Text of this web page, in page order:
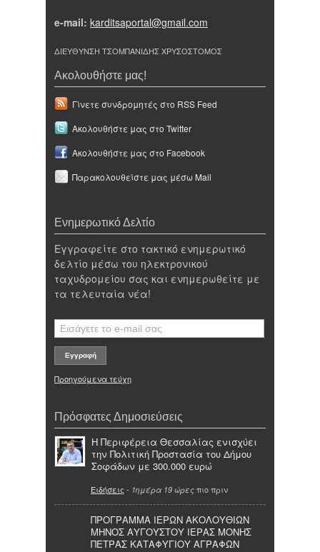
e-mail: karditsaportal@gmail.com
ΔΙΕΥΘΥΝΣΗ ΤΣΟΜΠΑΝΙΔΗΣ ΧΡΥΣΟΣΤΟΜΟΣ
Ακολουθήστε μας!
Γίνετε συνδρομητές στο RSS Feed
Ακολουθήστε μας στο Twitter
Ακολουθήστε μας στο Facebook
Παρακολουθείστε μας μέσω Mail
Ενημερωτικό Δελτίο
Εγγραφείτε στο τακτικό ενημερωτικό
δελτίο μέσω του ηλεκτρονικού
ταχυδρομείου σας και ενημερωθείτε με
τα τελευταία νέα!
Προηγούμενα τεύχη
Πρόσφατες Δημοσιεύσεις
Η Περιφέρεια Θεσσαλίας ενισχύει
την Πολιτική Προστασία του Δήμου
Σοφάδων με 300.000 ευρώ
Ειδήσεις - 1ημέρα 19 ώρες πιο πριν
ΠΡΟΓΡΑΜΜΑ ΙΕΡΩΝ ΑΚΟΛΟΥΘΙΩΝ
ΜΗΝΟΣ ΑΥΓΟΥΣΤΟΥ ΙΕΡΑΣ ΜΟΝΗΣ
ΠΕΤΡΑΣ ΚΑΤΑΦΥΓΙΟΥ ΑΓΡΑΦΩΝ